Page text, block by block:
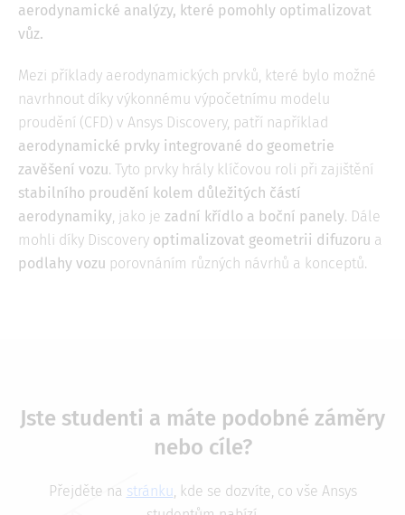
aerodynamické analýzy, které pomohly optimalizovat
vůz.
Mezi příklady aerodynamických prvků, které bylo možné
navrhnout díky výkonnému výpočetnímu modelu
proudění (CFD) v Ansys Discovery, patří například
aerodynamické prvky integrované do geometrie
zavěšení vozu. Tyto prvky hrály klíčovou roli při zajištění
stabilního proudění kolem důležitých částí
aerodynamiky , jako je zadní křídlo a boční panely. Dále
mohli díky Discovery optimalizovat geometrii difuzoru a
podlahy vozu porovnáním různých návrhů a konceptů.
Jste studenti a máte podobné záměry
nebo cíle?
Přejděte na stránku , kde se dozvíte, co vše Ansys